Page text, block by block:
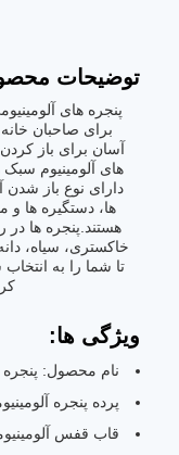
توضیحات
پنجره های
برای صاحبان
آسان برای باز
های آلومینیوم سبک
دارای نوع باز
ها، دستگیره ها و
هستند.پنجره ها
خاکستری، سیاه،
تا شما را به
ویژگی ها:
نام محصول: پنجره
پرده پنجره
قاب قفس